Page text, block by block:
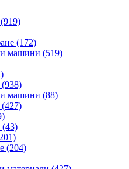
(919)
(172)
машини (519)
(938)
машини (88)
(427)
(43)
(204)